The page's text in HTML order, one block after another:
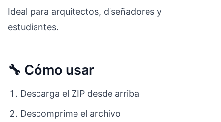
Ideal para arquitectos, diseñadores y
estudiantes.
🔧 Cómo usar
Descarga el ZIP desde arriba
Descomprime el archivo